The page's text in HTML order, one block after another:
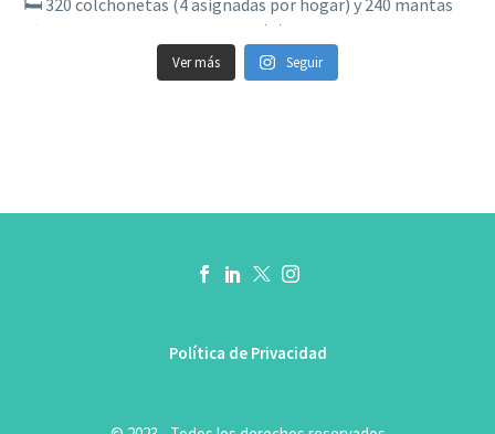
Ver más Seguir
Política de Privacidad